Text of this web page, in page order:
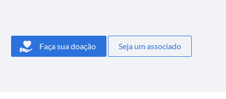
Faça sua doação Seja um associado